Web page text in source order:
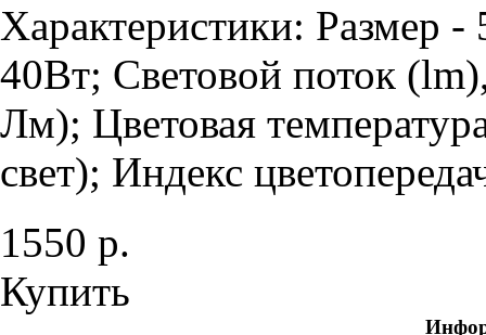
Характеристики: Размер
40Вт; Световой поток
Лм); Цветовая
свет); Индекс
1550 р.
Купить